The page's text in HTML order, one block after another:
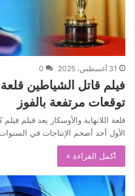
31 أغسطس، 2025 0
فيلم قاتل الشياطين قلعة
توقعات مرتفعة بالفوز
قلعة اللانهاية والأوسكار يعد فيلم فيلم
الأول أحد أضخم الإنتاجات في السنوات
أكمل القراءة »